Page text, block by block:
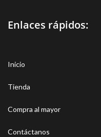
Enlaces rápidos:
Inicio
Tienda
Compra al mayor
Contáctanos